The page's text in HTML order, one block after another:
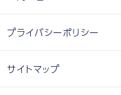
プライバシーポリシー
サイトマップ